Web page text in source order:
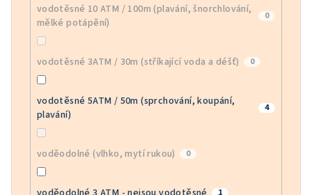
vodotěsné 10 ATM / 100m (plavání, šnorchlování,
mělké potápění)
0
vodotěsné 3ATM / 30m (stříkající voda a déšť) 0
vodotěsné 5ATM / 50m (sprchování, koupání,
plavání)
4
voděodolné (vlhko, mytí rukou) 0